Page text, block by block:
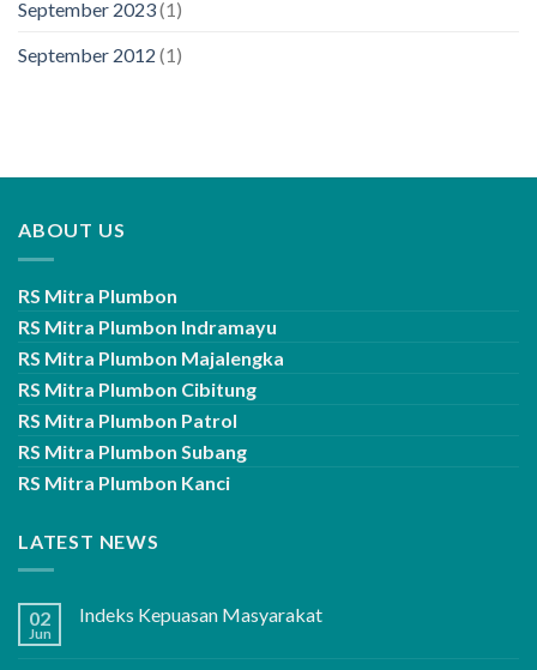
September 2023(1)
September 2012 (1)
ABOUT US
RS Mitra Plumbon
RS Mitra Plumbon Indramayu
RS Mitra Plumbon Majalengka
RS Mitra Plumbon Cibitung
RS Mitra Plumbon Patrol
RS Mitra Plumbon Subang
RS Mitra Plumbon Kanci
LATEST NEWS
02
Jun
Indeks Kepuasan Masyarakat